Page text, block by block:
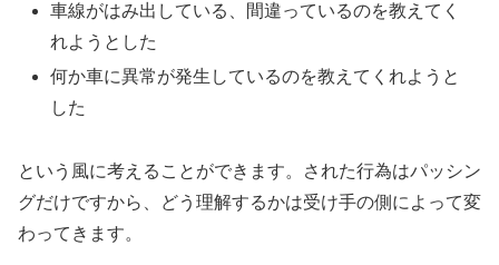
車線がはみ出している、間違っているのを教えてく
れようとした
何か車に異常が発生しているのを教えてくれようと
した
という風に考えることができます。された行為はパッシン
グだけですから、どう理解するかは受け手の側によって変
わってきます。